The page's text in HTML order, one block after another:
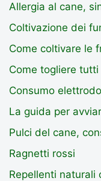
Allergia al cane,
Coltivazione dei
Come coltivare le
Come togliere
Consumo
La guida per
Pulci del cane,
Ragnetti rossi
Repellenti naturali